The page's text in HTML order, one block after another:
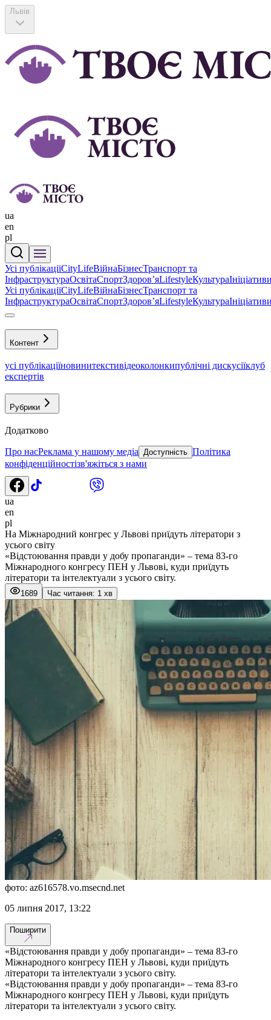
Львів
ua
en
pl
Усі публікаціїCityLifeВійнаБізнесТранспорт та
ІнфраструктураОсвітаСпортЗдоровʼяLifestyleКультура
Усі публікаціїCityLifeВійнаБізнесТранспорт та
ІнфраструктураОсвітаСпортЗдоровʼяLifestyleКультура
Контент
усі публікаціїновинитекстивідеоколонкипублічні дискусіїклуб
експертів
Рубрики
Додатково
Про насРеклама у нашому медіа Доступність Політика
конфіденційностізв'яжіться з нами
ua
en
pl
На Міжнародний конгрес у Львові приїдуть літератори з
усього світу
«Відстоювання правди у добу пропаганди» – тема 83-го
Міжнародного конгресу ПЕН у Львові, куди приїдуть
літератори та інтелектуали з усього світу.
1689 Час читання: 1 хв
фото: az616578.vo.msecnd.net
05 липня 2017, 13:22
Поширити
«Відстоювання правди у добу пропаганди» – тема 83-го
Міжнародного конгресу ПЕН у Львові, куди приїдуть
літератори та інтелектуали з усього світу.
«Відстоювання правди у добу пропаганди» – тема 83-го
Міжнародного конгресу ПЕН у Львові, куди приїдуть
літератори та інтелектуали з усього світу.